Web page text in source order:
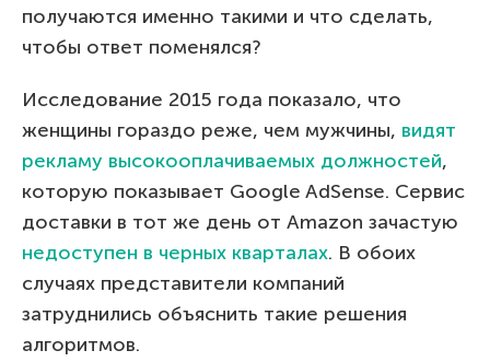
получаются именно такими и что сделать,
чтобы ответ поменялся?
Исследование 2015 года показало, что
женщины гораздо реже, чем мужчины, видят
рекламу высокооплачиваемых должностей,
которую показывает Google AdSense. Сервис
доставки в тот же день от Amazon зачастую
недоступен в черных кварталах. В обоих
случаях представители компаний
затруднились объяснить такие решения
алгоритмов.